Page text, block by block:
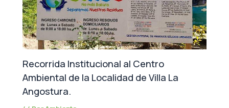
Recorrida Institucional al Centro
Ambiental de la Localidad de Villa La
Angostura.